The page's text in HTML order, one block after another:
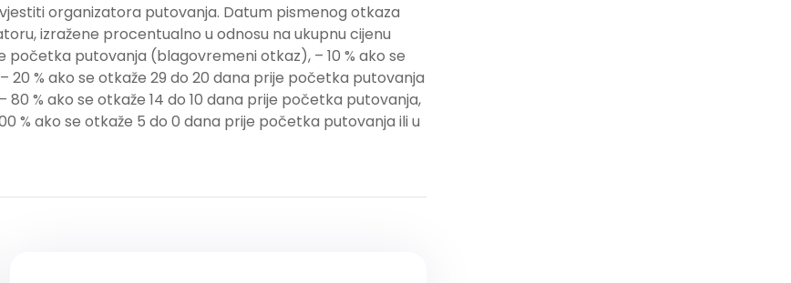
organizatora putovanja. Datum pismenog otkaza
izražene procentualno u odnosu na ukupnu cijenu
putovanja (blagovremeni otkaz), – 10 % ako se
% ako se otkaže 29 do 20 dana prije početka putovanja
% ako se otkaže 14 do 10 dana prije početka putovanja,
% ako se otkaže 5 do 0 dana prije početka putovanja ili u